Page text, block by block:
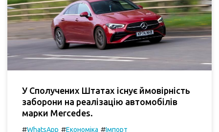
У Сполучених Штатах існує ймовірність
заборони на реалізацію автомобілів
марки Mercedes.
#WhatsApp #Економіка #Імпорт